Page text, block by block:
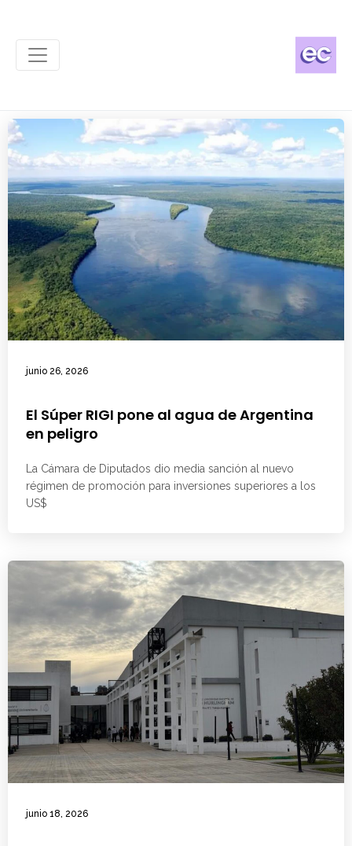
junio 26, 2026
El Súper RIGI pone al agua de Argentina
en peligro
La Cámara de Diputados dio media sanción al nuevo
régimen de promoción para inversiones superiores a los
US$
junio 18, 2026